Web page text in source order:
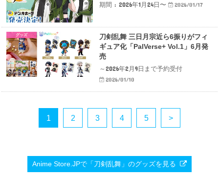
期間 : 2026年1月24日〜
2026/01/17
グッズ
刀剣乱舞 三日月宗近ら6振りがフィ
ギュア化「PalVerse+ Vol.1」6月発
売
～2026年2月9日まで予約受付
2026/01/10
1 2 3 4 5 >
Anime Store.JPで「刀剣乱舞」のグッズを見る